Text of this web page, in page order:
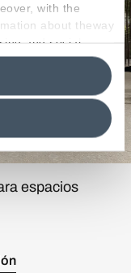
with the
about theway
and social
itwith other
this banner,
browsing
For more
espacios